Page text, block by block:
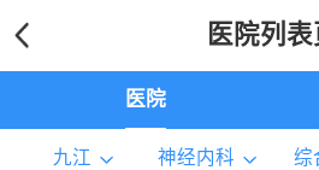
医院列表
医院
九江 神经内科 综